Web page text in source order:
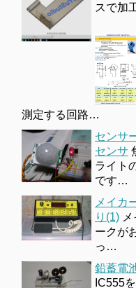
スで加
測定する回路…
センサ
センサ
ライト
です…
メイカ
り(1)
ークが
っ…
鉛蓄電
IC555